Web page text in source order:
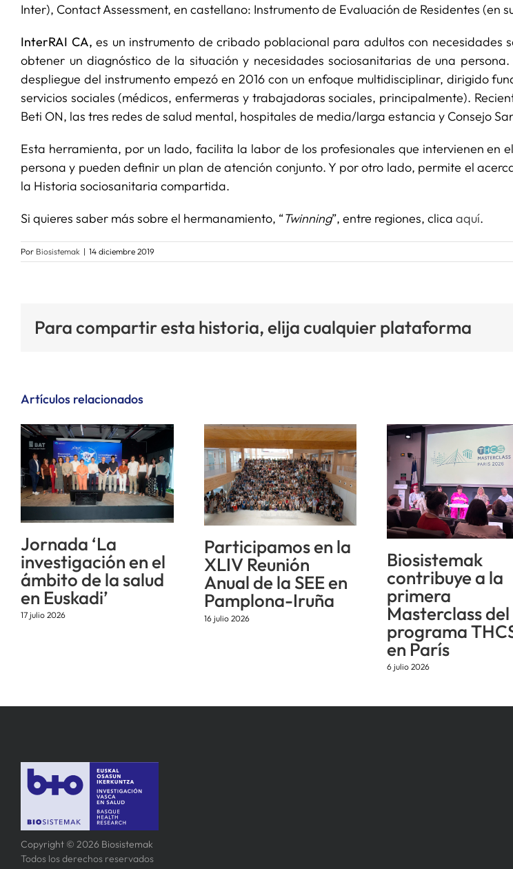
Inter), Contact Assessment, en castellano: Instrumento de Evaluación de Residentes (en
InterRAI CA, es un instrumento de cribado poblacional para adultos con
obtener un diagnóstico de la situación y necesidades sociosanitarias de una
despliegue del instrumento empezó en 2016 con un enfoque multidisciplinar, dirigido
servicios sociales (médicos, enfermeras y trabajadoras sociales, principalmente).
Beti ON, las tres redes de salud mental, hospitales de media/larga estancia y Consejo
Esta herramienta, por un lado, facilita la labor de los profesionales que intervienen en
persona y pueden definir un plan de atención conjunto. Y por otro lado, permite el
la Historia sociosanitaria compartida.
Si quieres saber más sobre el hermanamiento, “Twinning”, entre regiones, clica aquí.
Por Biosistemak | 14 diciembre 2019
Para compartir esta historia, elija cualquier plataforma
Artículos relacionados
Jornada ‘La
investigación en el
ámbito de la salud
en Euskadi’
17 julio 2026
Participamos en la
XLIV Reunión
Anual de la SEE en
Pamplona-Iruña
16 julio 2026
Biosistemak
contribuye a la
primera
Masterclass del
programa
en París
6 julio 2026
Copyright © 2026 Biosistemak
Todos los derechos reservados